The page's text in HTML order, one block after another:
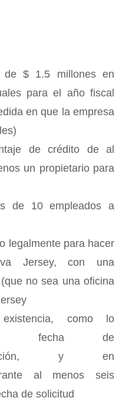
de $ 1.5 millones en
para el año fiscal
en que la empresa
de crédito de al
un propietario para
de 10 empleados a
legalmente para hacer
Jersey, con una
no sea una oficina
como lo
la fecha de
y en
al menos seis
de solicitud